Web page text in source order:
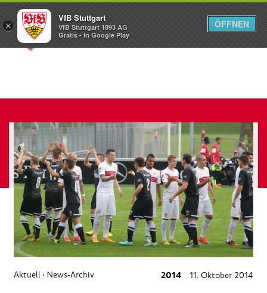
Menü
Aktuell › News-Archiv 2014 11. Oktober 2014
×
VfB Stuttgart
VfB Stuttgart 1893 AG
Gratis - In Google Play
ÖFFNEN